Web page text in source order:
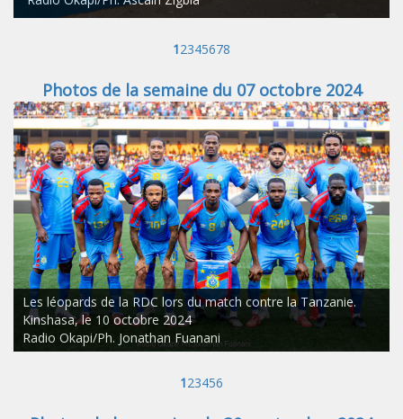
12345678
Photos de la semaine du 07 octobre 2024
Les léopards de la RDC lors du match contre la Tanzanie.
Kinshasa, le 10 octobre 2024
Radio Okapi/Ph. Jonathan Fuanani
123456